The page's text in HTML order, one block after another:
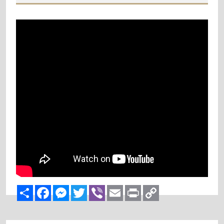
ShareFacebook
Messenger
Twitter
ViberEmailPrint
Link